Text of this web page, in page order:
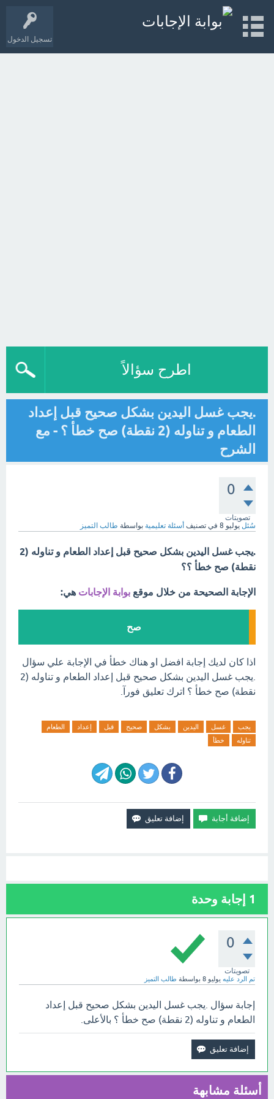
تسجيل الدخول
اطرح سؤالاً
.يجب غسل اليدين بشكل صحيح قبل إعداد
الطعام و تناوله (2 نقطة) صح خطأ ؟ - مع
الشرح
0
تصويتات
سُئل يوليو 8 في تصنيف أسئلة تعليمية بواسطة طالب التميز
.يجب غسل اليدين بشكل صحيح قبل إعداد الطعام و تناوله (2
نقطة) صح خطأ ؟؟
الإجابة الصحيحة من خلال موقع بوابة الإجابات هي:
صح
اذا كان لديك إجابة افضل او هناك خطأ في الإجابة علي سؤال
.يجب غسل اليدين بشكل صحيح قبل إعداد الطعام و تناوله (2
نقطة) صح خطأ ؟ اترك تعليق فورآ.
يجب غسل اليدين بشكل صحيح قبل إعداد
الطعام
تناوله
خطأ
1 إجابة وحدة
0
تصويتات
تم الرد عليه يوليو 8 بواسطة طالب التميز
إجابة سؤال .يجب غسل اليدين بشكل صحيح قبل إعداد
الطعام و تناوله (2 نقطة) صح خطأ ؟ بالأعلى.
أسئلة مشابهة